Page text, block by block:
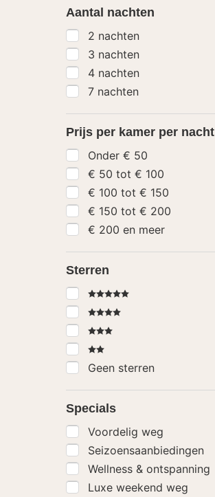
Aantal nachten
2 nachten
3 nachten
4 nachten
7 nachten
Prijs per kamer per nacht
Onder € 50
€ 50 tot € 100
€ 100 tot € 150
€ 150 tot € 200
€ 200 en meer
Sterren
5 Sterren
4 Sterren
3 Sterren
2 Sterren
Geen sterren
Specials
Voordelig weg
Seizoensaanbiedingen
Wellness & ontspanning
Luxe weekend weg